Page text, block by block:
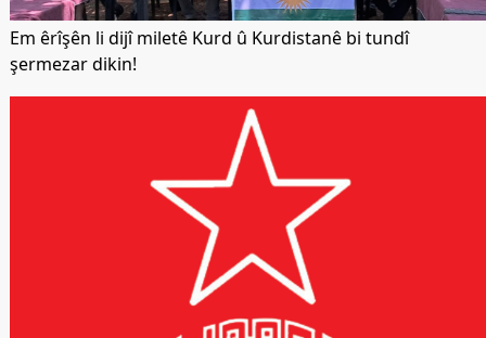
Em êrîşên li dijî miletê Kurd û Kurdistanê bi tundî
şermezar dikin!